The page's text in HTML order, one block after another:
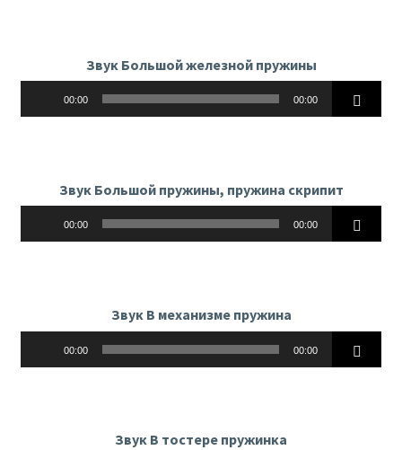
Звук Большой железной пружины
00:00 00:00
Звук Большой пружины, пружина скрипит
00:00 00:00
Звук В механизме пружина
00:00 00:00
Звук В тостере пружинка